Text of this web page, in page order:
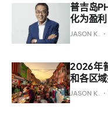
普吉岛
化为盈利
JASON K.
2026年
和各区
JASON K.